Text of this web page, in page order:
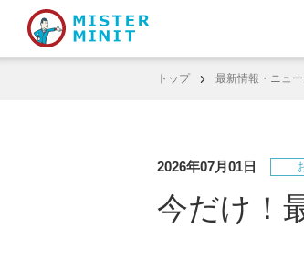
トップ 最新情報・ニュ
2026年07月01日
今だけ！